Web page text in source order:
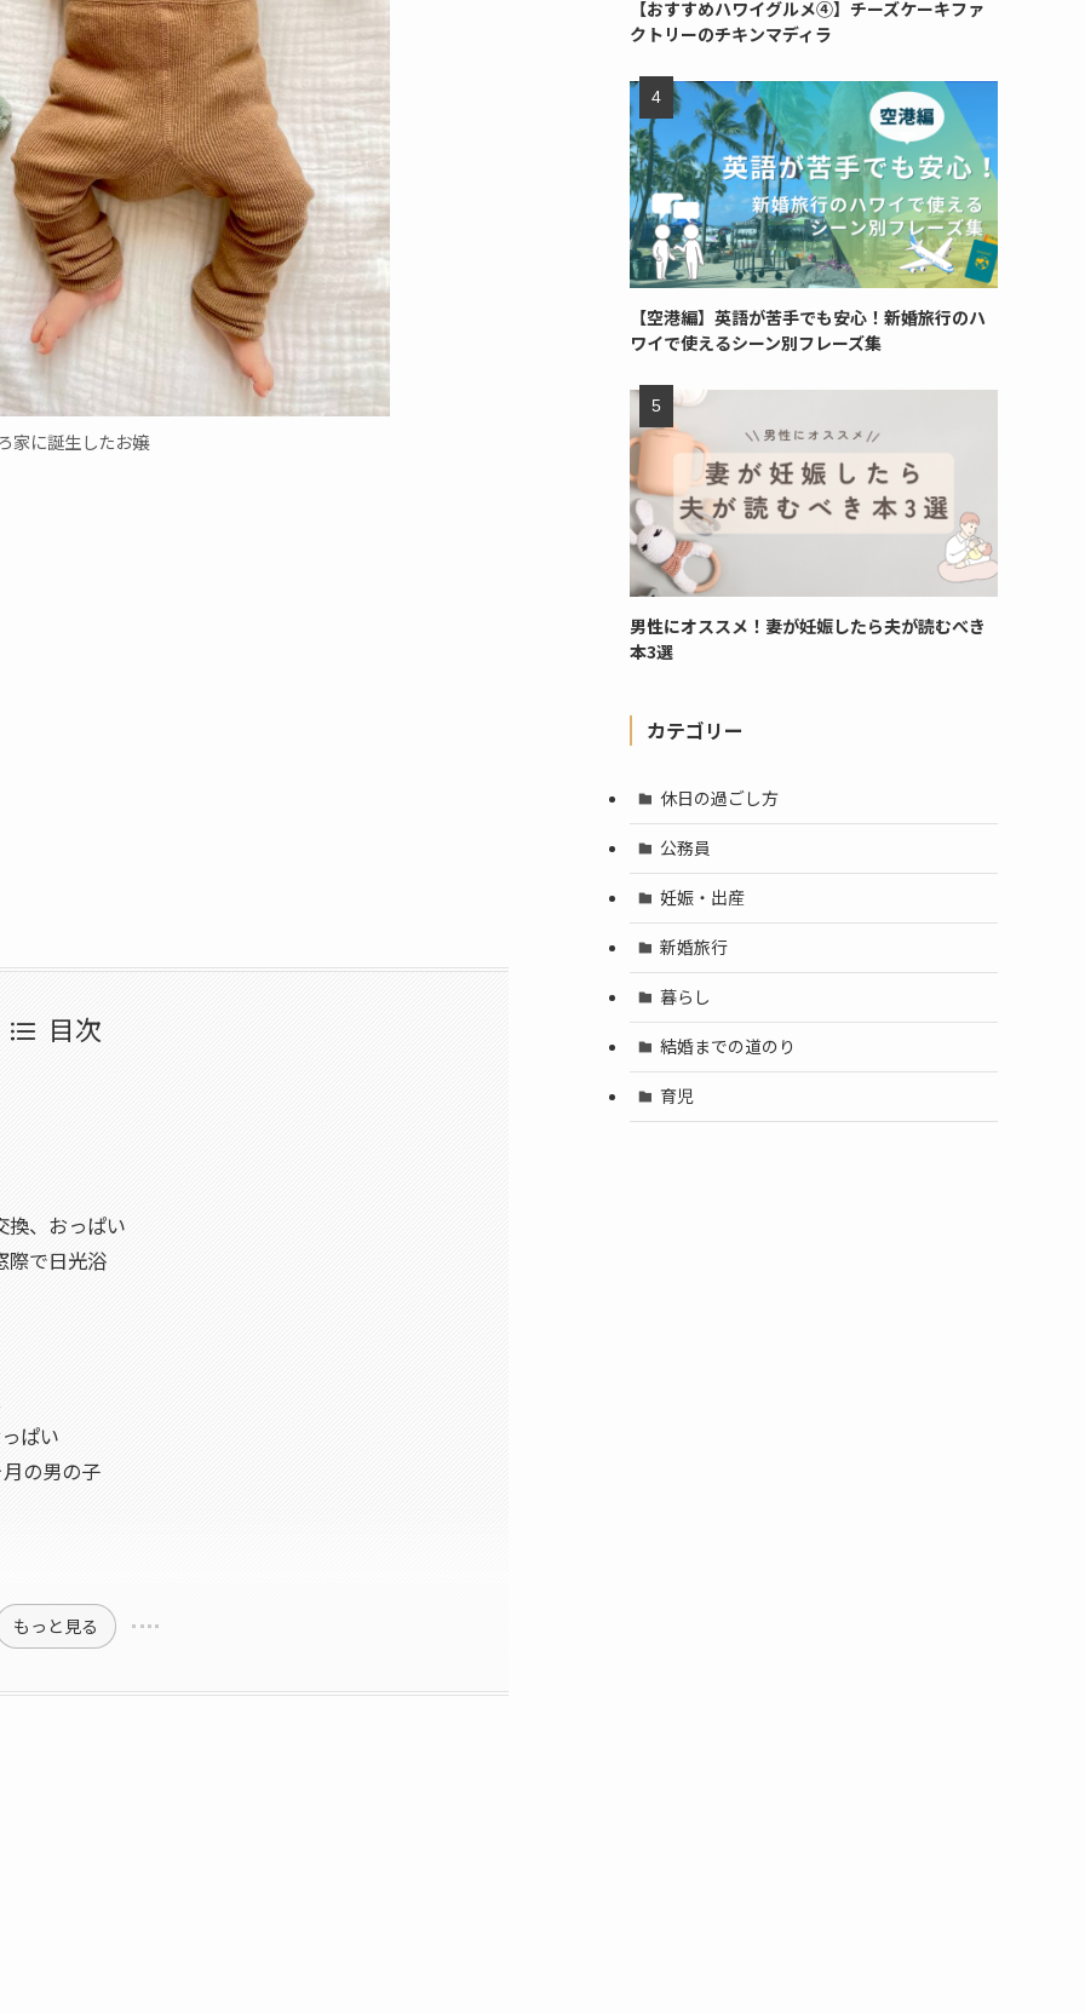
家に誕生したお嬢
目次
、おっぱい
で日光浴
ぱい
の男の子
もっと見る
【おすすめハワイグルメ④】チーズケーキファ
クトリーのチキンマディラ
【空港編】英語が苦手でも安心！新婚旅行のハ
ワイで使えるシーン別フレーズ集
男性にオススメ！妻が妊娠したら夫が読むべき
本3選
カテゴリー
休日の過ごし方
公務員
妊娠・出産
新婚旅行
暮らし
結婚までの道のり
育児